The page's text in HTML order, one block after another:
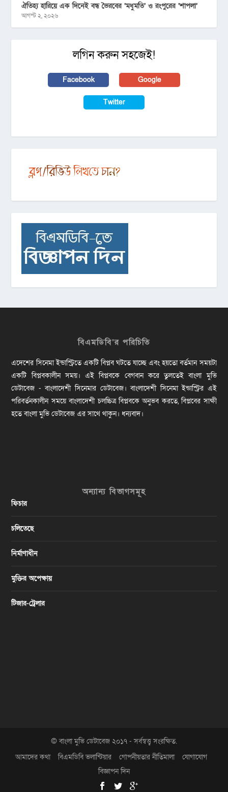
ঐতিহ্য হারিয়ে এক দিনেই বন্ধ ভৈরবের ‘মধুমতি’ ও রংপুরের ‘শাপলা’
আগস্ট ২, ২০২৬
লগিন করুন সহজেই!
Facebook Google
Twitter
বিএমডিবি’র পরিচিতি
এদেশের সিনেমা ইন্ডাস্ট্রিতে একটি বিপ্লব ঘটতে যাচ্ছে এবং হয়তো বর্তমান সময়টা
একটি বিপ্লবকালীন সময়। এই বিপ্লবকে বেগবান করে তুলতেই বাংলা মুভি
ডেটাবেজ - বাংলাদেশী সিনেমার ডেটাবেজ। বাংলাদেশী সিনেমা ইন্ডাস্ট্রির এই
পরিবর্তনকালীন সময়ে বাংলাদেশী চলচ্চিত্র বিপ্লবকে অনুভব করতে, বিপ্লবের সাক্ষী
হতে বাংলা মুভি ডেটাবেজ এর সাথে থাকুন। ধন্যবাদ।
অন্যান্য বিভাগসমূহ
ফিচার
চলিতেছে
নির্মাণাধীন
মুক্তির অপেক্ষায়
টিজার-ট্রেলার
© বাংলা মুভি ডেটাবেজ ২০১৭ - সর্বস্বত্ত্ব সংরক্ষিত.
আমাদের কথা
বিএমডিবি ভলান্টিয়ার গোপনীয়তার নীতিমালা
যোগাযোগ
বিজ্ঞাপন দিন